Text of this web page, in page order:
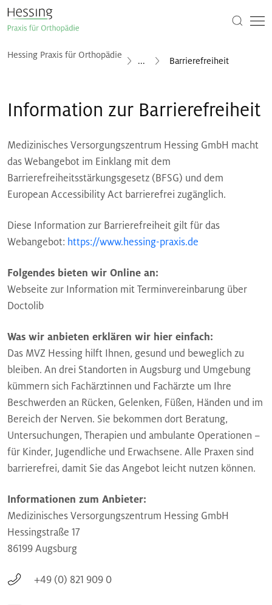
Hessing Praxis für Orthopädie
... Barrierefreiheit
Information zur Barrierefreiheit
Medizinisches Versorgungszentrum Hessing GmbH macht
das Webangebot im Einklang mit dem
Barrierefreiheitsstärkungsgesetz (BFSG) und dem
European Accessibility Act barrierefrei zugänglich.
Diese Information zur Barrierefreiheit gilt für das
Webangebot: https://www.hessing-praxis.de
Folgendes bieten wir Online an:
Webseite zur Information mit Terminvereinbarung über
Doctolib
Was wir anbieten erklären wir hier einfach:
Das MVZ Hessing hilft Ihnen, gesund und beweglich zu
bleiben. An drei Standorten in Augsburg und Umgebung
kümmern sich Fachärztinnen und Fachärzte um Ihre
Beschwerden an Rücken, Gelenken, Füßen, Händen und im
Bereich der Nerven. Sie bekommen dort Beratung,
Untersuchungen, Therapien und ambulante Operationen –
für Kinder, Jugendliche und Erwachsene. Alle Praxen sind
barrierefrei, damit Sie das Angebot leicht nutzen können.
Informationen zum Anbieter:
Medizinisches Versorgungszentrum Hessing GmbH
Hessingstraße 17
86199 Augsburg
+49 (0) 821 909 0